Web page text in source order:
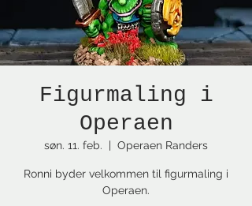
Figurmaling i
Operaen
søn. 11. feb.
  |
Operaen Randers
Ronni byder velkommen til figurmaling i
Operaen.